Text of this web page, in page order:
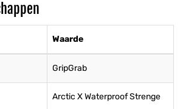
Waarde
GripGrab
Arctic X Waterproof Strenge